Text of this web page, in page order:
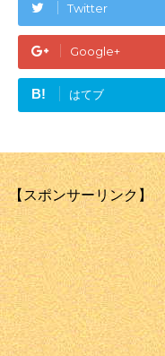
Twitter
Google+
B! はてブ
【スポンサーリンク】